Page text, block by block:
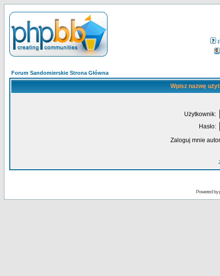
Forum Sandomierskie Strona Główna
Wpisz nazwę
Użytkownik:
Hasło:
Zaloguj mnie
Powered by